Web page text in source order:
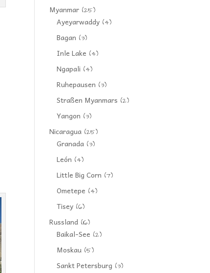
Myanmar (25)
Ayeyarwaddy (4)
Bagan (3)
Inle Lake (4)
Ngapali (4)
Ruhepausen (3)
Straßen Myanmars (2)
Yangon (3)
Nicaragua (25)
Granada (3)
León (4)
Little Big Corn (7)
Ometepe (4)
Tisey (6)
Russland (16)
Baikal-See (2)
Moskau (5)
Sankt Petersburg (3)